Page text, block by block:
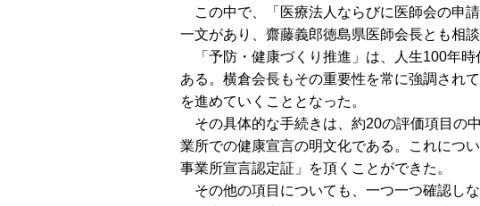
この中で、「医療法人ならびに医師会の申
一文があり、齋藤義郎徳島県医師会長とも相
「予防・健康づくり推進」は、人生100年
ある。横倉会長もその重要性を常に強調され
を進めていくこととなった。
その具体的な手続きは、約20の評価項目の
業所での健康宣言の明文化である。これにつ
事業所宣言認定証」を頂くことができた。
その他の項目についても、一つ一つ確認し